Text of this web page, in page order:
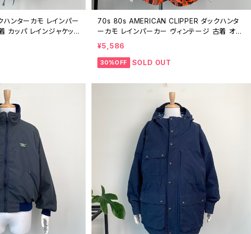
ンターカモ レインパー
カッパ レインジャケット
90年代 ビンテージ ラ
70s 80s AMERICAN CLIPPER ダックハンタ
ーカモ レインパーカー ヴィンテージ 古着 オレ
ンジ 橙 カッパ レインジャケット アウトドア ハン
ティング 70年代 80年代 ビンテージ ライトア
ウター S 26031506
¥5,586
30%OFF SOLD OUT